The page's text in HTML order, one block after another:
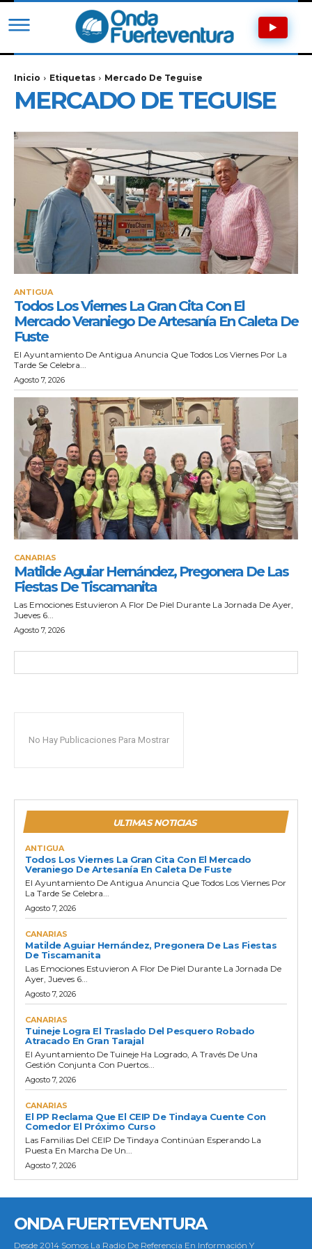
Inicio Etiquetas Mercado De Teguise
MERCADO DE TEGUISE
ANTIGUA
Todos Los Viernes La Gran Cita Con El
Mercado Veraniego De Artesanía En Caleta De
Fuste
El Ayuntamiento De Antigua Anuncia Que Todos Los Viernes Por La
Tarde Se Celebra...
Agosto 7, 2026
CANARIAS
Matilde Aguiar Hernández, Pregonera De Las
Fiestas De Tiscamanita
Las Emociones Estuvieron A Flor De Piel Durante La Jornada De Ayer,
Jueves 6...
Agosto 7, 2026
No Hay Publicaciones Para Mostrar
ULTIMAS NOTICIAS
ANTIGUA
Todos Los Viernes La Gran Cita Con El Mercado
Veraniego De Artesanía En Caleta De Fuste
El Ayuntamiento De Antigua Anuncia Que Todos Los Viernes Por
La Tarde Se Celebra...
Agosto 7, 2026
CANARIAS
Matilde Aguiar Hernández, Pregonera De Las Fiestas
De Tiscamanita
Las Emociones Estuvieron A Flor De Piel Durante La Jornada De
Ayer, Jueves 6...
Agosto 7, 2026
CANARIAS
Tuineje Logra El Traslado Del Pesquero Robado
Atracado En Gran Tarajal
El Ayuntamiento De Tuineje Ha Logrado, A Través De Una
Gestión Conjunta Con Puertos...
Agosto 7, 2026
CANARIAS
El PP Reclama Que El CEIP De Tindaya Cuente Con
Comedor El Próximo Curso
Las Familias Del CEIP De Tindaya Continúan Esperando La
Puesta En Marcha De Un...
Agosto 7, 2026
ONDA FUERTEVENTURA
Desde 2014 Somos La Radio De Referencia En Información Y